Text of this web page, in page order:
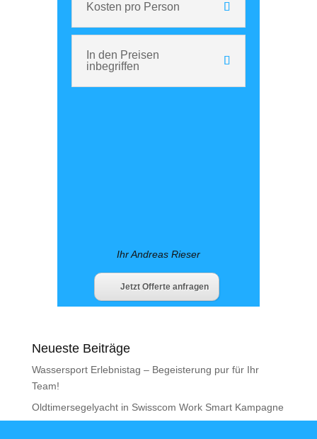
Kosten pro Person
In den Preisen
inbegriffen
Ihr Andreas Rieser
Jetzt Offerte anfragen
Neueste Beiträge
Wassersport Erlebnistag – Begeisterung pur für Ihr
Team!
Oldtimersegelyacht in Swisscom Work Smart Kampagne